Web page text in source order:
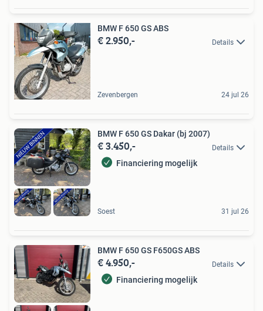
BMW F 650 GS ABS
€ 2.950,- Details
Zevenbergen 24 jul 26
BMW F 650 GS Dakar (bj 2007)
€ 3.450,- Details
Financiering mogelijk
Soest 31 jul 26
BMW F 650 GS F650GS ABS
€ 4.950,- Details
Financiering mogelijk